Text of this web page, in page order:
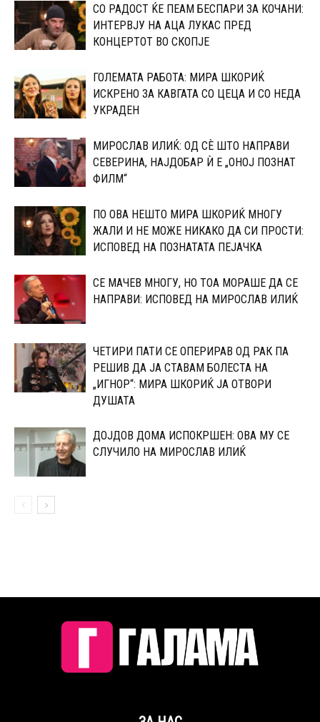
СО РАДОСТ ЌЕ ПЕАМ БЕСПАРИ ЗА КОЧАНИ:
ИНТЕРВЈУ НА АЦА ЛУКАС ПРЕД
КОНЦЕРТОТ ВО СКОПЈЕ
ГОЛЕМАТА РАБОТА: МИРА ШКОРИЌ
ИСКРЕНО ЗА КАВГАТА СО ЦЕЦА И СО НЕДА
УКРАДЕН
МИРОСЛАВ ИЛИЌ: ОД СÈ ШТО НАПРАВИ
СЕВЕРИНА, НАЈДОБАР Ѝ Е „ОНОЈ ПОЗНАТ
ФИЛМ“
ПО ОВА НЕШТО МИРА ШКОРИЌ МНОГУ
ЖАЛИ И НЕ МОЖЕ НИКАКО ДА СИ ПРОСТИ:
ИСПОВЕД НА ПОЗНАТАТА ПЕЈАЧКА
СЕ МАЧЕВ МНОГУ, НО ТОА МОРАШЕ ДА СЕ
НАПРАВИ: ИСПОВЕД НА МИРОСЛАВ ИЛИЌ
ЧЕТИРИ ПАТИ СЕ ОПЕРИРАВ ОД РАК ПА
РЕШИВ ДА ЈА СТАВАМ БОЛЕСТА НА
„ИГНОР“: МИРА ШКОРИЌ ЈА ОТВОРИ
ДУШАТА
ДОЈДОВ ДОМА ИСПОКРШЕН: ОВА МУ СЕ
СЛУЧИЛО НА МИРОСЛАВ ИЛИЌ